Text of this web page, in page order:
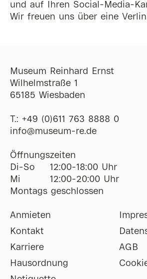
und auf Ihren Social-Media-
Wir freuen uns über eine
Museum Reinhard Ernst
Wilhelmstraße 1
65185 Wiesbaden
T.: +49 (0)611 763 8888 0
ofni@museum-re de
Öffnungszeiten
Di-So
12:00-18:00 Uhr
Mi
12:00-20:00 Uhr
Montags geschlossen
Anmieten
Kontakt
Karriere
Hausordnung
AGB